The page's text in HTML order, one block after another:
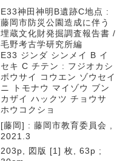
E33神田神明B遺跡C地点 :
藤岡市防災公園造成に伴う
埋蔵文化財発掘調査報告書 /
毛野考古学研究所編
E33 ジンダ シンメイ B イ
セキ C チテン : フジオカシ
ボウサイ コウエン ゾウセイ
ニ トモナウ マイゾウ ブン
カザイ ハックツ チョウサ
ホウコクショ
[藤岡] : 藤岡市教育委員会 ,
2021.3
203p, 図版 [1] 枚, 63p ;